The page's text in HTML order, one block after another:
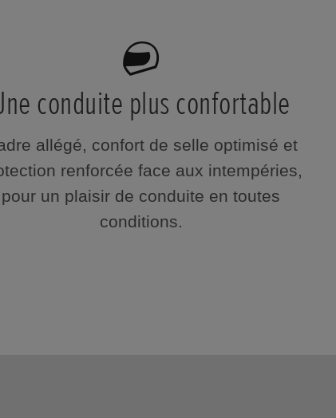
conduite plus confortable
allégé, confort de selle optimisé et
renforcée face aux intempéries,
pour un plaisir de conduite en toutes
conditions.